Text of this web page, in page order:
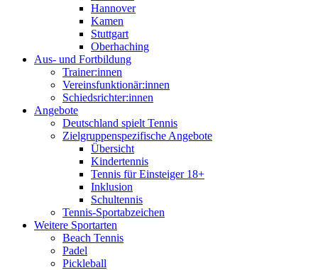
Hannover
Kamen
Stuttgart
Oberhaching
Aus- und Fortbildung
Trainer:innen
Vereinsfunktionär:innen
Schiedsrichter:innen
Angebote
Deutschland spielt Tennis
Zielgruppenspezifische Angebote
Übersicht
Kindertennis
Tennis für Einsteiger 18+
Inklusion
Schultennis
Tennis-Sportabzeichen
Weitere Sportarten
Beach Tennis
Padel
Pickleball